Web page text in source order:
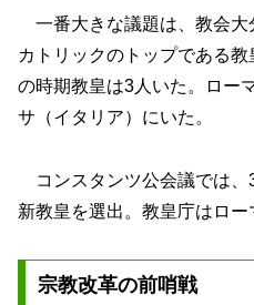
一番大きな議題は、教会大
カトリックのトップである
の時期教皇は3人いた。ロー
サ（イタリア）にいた。
コンスタンツ公会議では、
新教皇を選出。教皇庁はロー
宗教改革の前哨戦